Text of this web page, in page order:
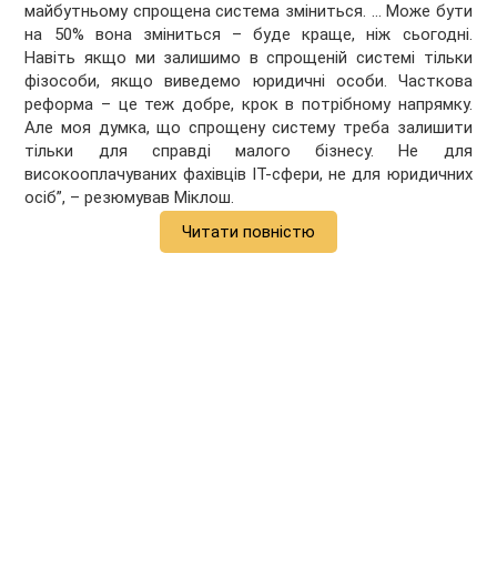
майбутньому спрощена система зміниться. … Може бути
на 50% вона зміниться – буде краще, ніж сьогодні.
Навіть якщо ми залишимо в спрощеній системі тільки
фізособи, якщо виведемо юридичні особи. Часткова
реформа – це теж добре, крок в потрібному напрямку.
Але моя думка, що спрощену систему треба залишити
тільки для справді малого бізнесу. Не для
високооплачуваних фахівців IT-сфери, не для юридичних
осіб”, – резюмував Міклош.
Читати повністю